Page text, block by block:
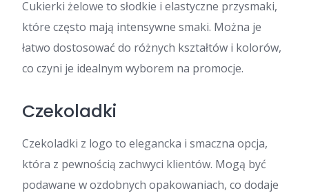
Cukierki żelowe to słodkie i elastyczne przysmaki,
które często mają intensywne smaki. Można je
łatwo dostosować do różnych kształtów i kolorów,
co czyni je idealnym wyborem na promocje.
Czekoladki
Czekoladki z logo to elegancka i smaczna opcja,
która z pewnością zachwyci klientów. Mogą być
podawane w ozdobnych opakowaniach, co dodaje